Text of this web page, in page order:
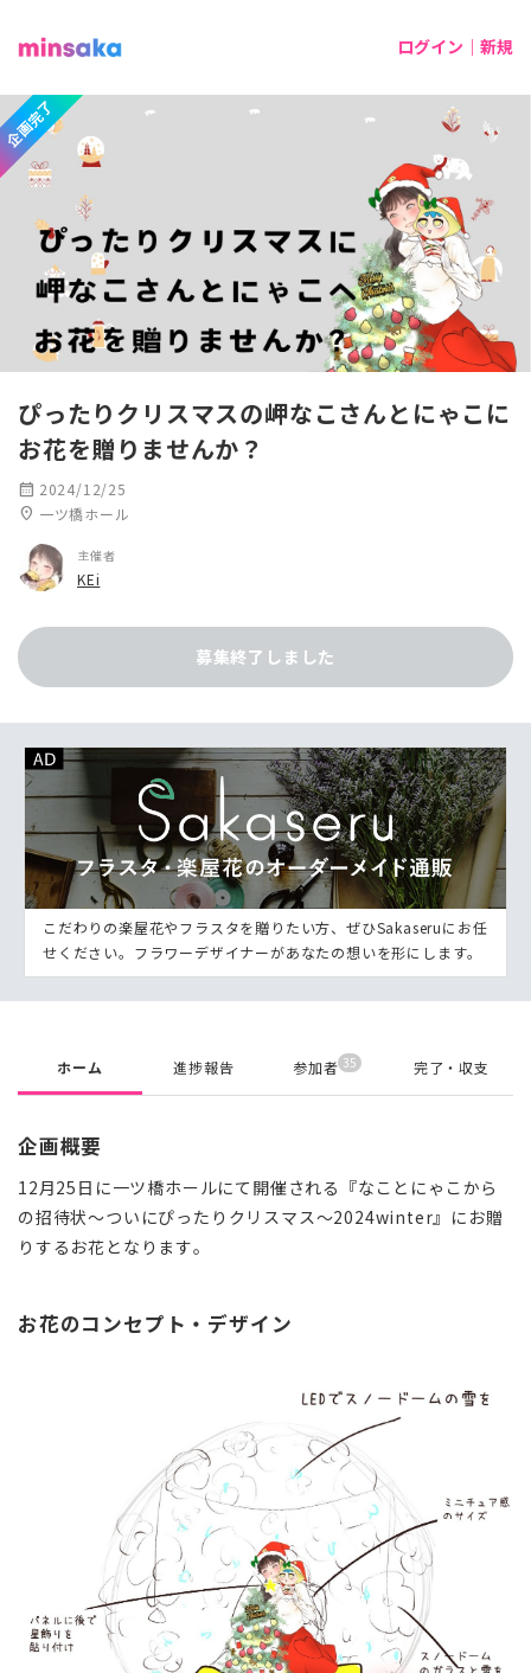
ログイン｜新規
企画完了
ぴったりクリスマスの岬なこさんとにゃこに
お花を贈りませんか？
calendar_month 2024/12/25
location_on 一ツ橋ホール
主催者
KEi
募集終了しました
こだわりの楽屋花やフラスタを贈りたい方、ぜひSakaseruにお任
せください。フラワーデザイナーがあなたの想いを形にします。
ホーム 進捗報告 参加者 35 完了・収支
企画概要
12月25日に一ツ橋ホールにて開催される『なことにゃこから
の招待状〜ついにぴったりクリスマス〜2024winter』にお贈
りするお花となります。
お花のコンセプト・デザイン